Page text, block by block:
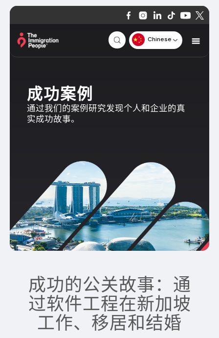
Chinese
成功案例
通过我们的案例研究发现个人和企业的真
实成功故事。
成功的公关故事：通
过软件工程在新加坡
工作、移居和结婚